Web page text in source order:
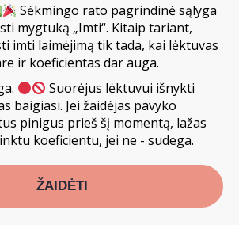
Sėkmingo rato pagrindinė sąlyga
mygtuką „Imti“. Kitaip tariant,
imti laimėjimą tik tada, kai lėktuvas
ir koeficientas dar auga.
Suorėjus lėktuvui išnykti
baigiasi. Jei žaidėjas pavyko
pinigus prieš šį momentą, lažas
koeficientu, jei ne - sudega.
ŽAIDĖTI